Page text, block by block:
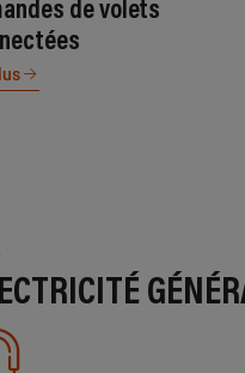
de volets